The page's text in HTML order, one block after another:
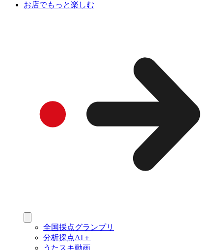
お店でもっと楽しむ
全国採点グランプリ
分析採点AI＋
うたスキ動画